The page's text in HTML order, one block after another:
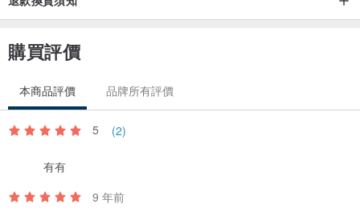
購買評價
本商品評價 品牌所有評價
5 (2)
有有
9 年前